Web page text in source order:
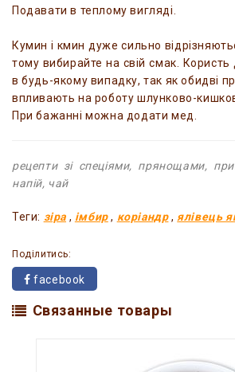
Подавати в теплому вигляді.
Кумин і кмин дуже сильно
тому вибирайте на свій смак. Користь
в будь-якому випадку, так як обидві
впливають на роботу шлунково-
При бажанні можна додати мед.
рецепти зі спеціями, прянощами,
напій, чай
Теги: зіра , імбир, коріандр, ялівець
Поділитись:
facebook
Связанные товары